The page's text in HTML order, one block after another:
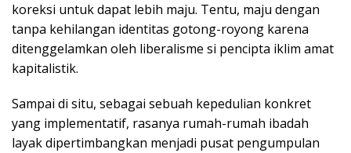
koreksi untuk dapat lebih maju. Tentu, maju dengan
tanpa kehilangan identitas gotong-royong karena
ditenggelamkan oleh liberalisme si pencipta iklim amat
kapitalistik.
Sampai di situ, sebagai sebuah kepedulian konkret
yang implementatif, rasanya rumah-rumah ibadah
layak dipertimbangkan menjadi pusat pengumpulan